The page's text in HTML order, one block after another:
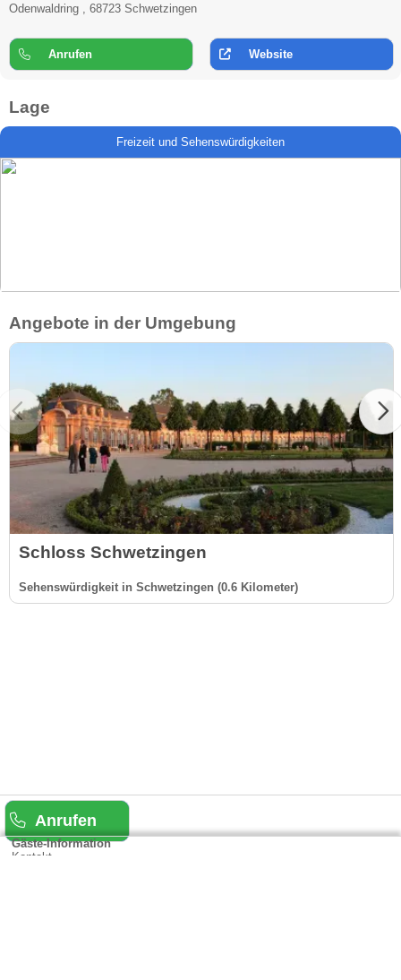
Odenwaldring , 68723 Schwetzingen
Anrufen Website
Lage
Freizeit und Sehenswürdigkeiten
Angebote in der Umgebung
Schloss Schwetzingen
Sehenswürdigkeit in Schwetzingen (0.6 Kilometer)
Anrufen
Gäste-Information
Kontakt